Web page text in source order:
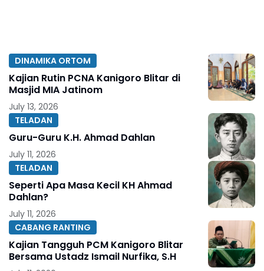
DINAMIKA ORTOM
Kajian Rutin PCNA Kanigoro Blitar di
Masjid MIA Jatinom
July 13, 2026
TELADAN
Guru-Guru K.H. Ahmad Dahlan
July 11, 2026
TELADAN
Seperti Apa Masa Kecil KH Ahmad
Dahlan?
July 11, 2026
CABANG RANTING
Kajian Tangguh PCM Kanigoro Blitar
Bersama Ustadz Ismail Nurfika, S.H